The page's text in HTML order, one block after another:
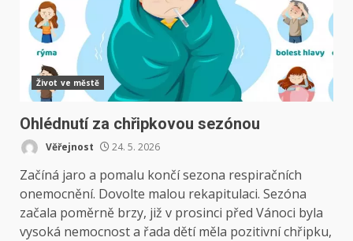
Život ve městě
Ohlédnutí za chřipkovou sezónou
Věřejnost 24. 5. 2026
Začíná jaro a pomalu končí sezona respiračních
onemocnění. Dovolte malou rekapitulaci. Sezóna
začala poměrně brzy, již v prosinci před Vánoci byla
vysoká nemocnost a řada dětí měla pozitivní chřipku,